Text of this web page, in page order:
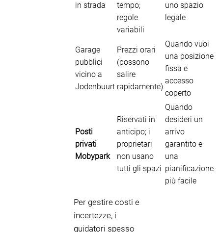
in strada
tempo;
regole
variabili
uno spazio
legale
Garage
pubblici
vicino a
Jodenbuurt
Prezzi orari
(possono
salire
rapidamente)
Quando vuoi
una posizione
fissa e
accesso
coperto
Posti
privati
Mobypark
Riservati in
anticipo; i
proprietari
non usano
tutti gli spazi
Quando
desideri un
arrivo
garantito e
una
pianificazione
più facile
Per gestire costi e
incertezze, i
guidatori spesso